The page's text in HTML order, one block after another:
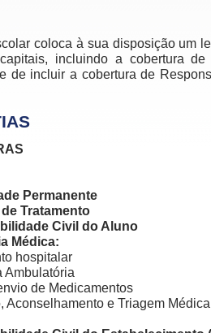
coloca à sua disposição um
incluindo a cobertura
de incluir a cobertura de
Permanente
Tratamento
Civil do Aluno
Médica:
hospitalar
Ambulatória
de Medicamentos
Aconselhamento e Triagem